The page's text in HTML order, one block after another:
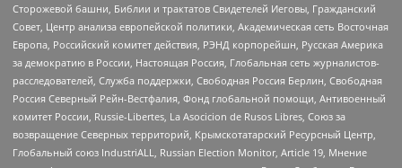
Сторожевой башни, Библии и трактатов Свидетелей Иеговы, Гражданский
Совет, Центр анализа европейской политики, Академическая сеть Восточная
Европа, Российский комитет действия, РЭНД корпорейшн, Русская Америка
за демократию в России, Настоящая Россия, Глобальная сеть журналистов-
расследователей, Служба поддержки, Свободная Россия Берлин, Свободная
Россия Северный Рейн-Вестфалия, Фонд глобальной помощи, Антивоенный
комитет России, Russie-Libertes, La Asocicion de Rusos Libres, Союз за
возвращение Северных территорий, Крымскотатарский Ресурсный Центр,
Глобальный союз IndustriALL, Russian Election Monitor, Article 19, Мнение